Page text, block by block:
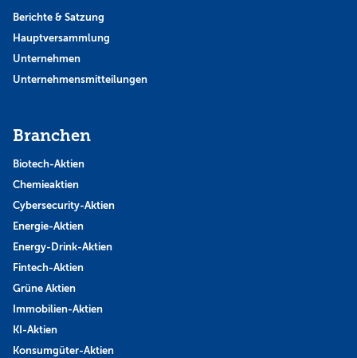
Berichte & Satzung
Hauptversammlung
Unternehmen
Unternehmensmitteilungen
Branchen
Biotech-Aktien
Chemieaktien
Cybersecurity-Aktien
Energie-Aktien
Energy-Drink-Aktien
Fintech-Aktien
Grüne Aktien
Immobilien-Aktien
KI-Aktien
Konsumgüter-Aktien